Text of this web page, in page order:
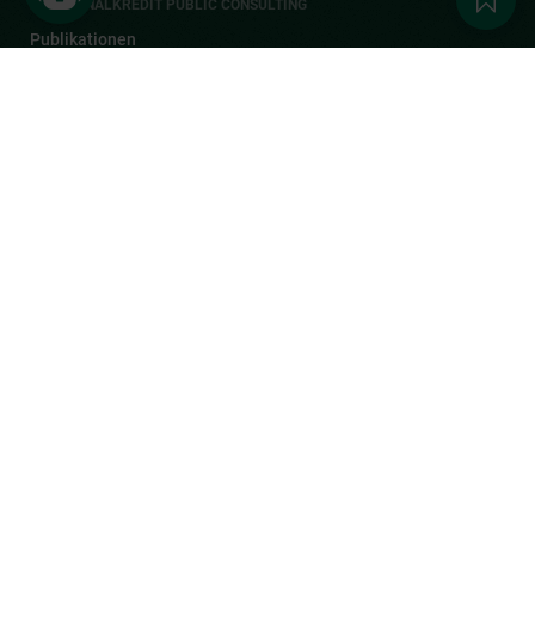
KOMMUNALKREDIT PUBLIC CONSULTING
Publikationen